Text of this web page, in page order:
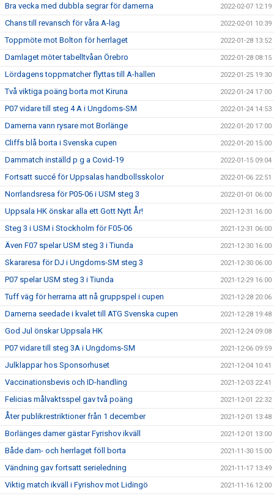
Bra vecka med dubbla segrar för damerna 2022-02-07 12:19
Chans till revansch för våra A-lag 2022-02-01 10:39
Toppmöte mot Bolton för herrlaget 2022-01-28 13:52
Damlaget möter tabelltvåan Örebro 2022-01-28 08:15
Lördagens toppmatcher flyttas till A-hallen 2022-01-25 19:30
Två viktiga poäng borta mot Kiruna 2022-01-24 17:00
P07 vidare till steg 4 A i Ungdoms-SM 2022-01-24 14:53
Damerna vann rysare mot Borlänge 2022-01-20 17:00
Cliffs blå borta i Svenska cupen 2022-01-20 15:00
Dammatch inställd p g a Covid-19 2022-01-15 09:04
Fortsatt succé för Uppsalas handbollsskolor 2022-01-06 22:51
Norrlandsresa för P05-06 i USM steg 3 2022-01-01 06:00
Uppsala HK önskar alla ett Gott Nytt År! 2021-12-31 16:00
Steg 3 i USM i Stockholm för F05-06 2021-12-31 06:00
Även F07 spelar USM steg 3 i Tiunda 2021-12-30 16:00
Skararesa för DJ i Ungdoms-SM steg 3 2021-12-30 06:00
P07 spelar USM steg 3 i Tiunda 2021-12-29 16:00
Tuff väg för herrarna att nå gruppspel i cupen 2021-12-28 20:06
Damerna seedade i kvalet till ATG Svenska cupen 2021-12-28 19:48
God Jul önskar Uppsala HK 2021-12-24 09:08
P07 vidare till steg 3A i Ungdoms-SM 2021-12-06 09:59
Julklappar hos Sponsorhuset 2021-12-04 10:41
Vaccinationsbevis och ID-handling 2021-12-03 22:41
Felicias målvaktsspel gav två poäng 2021-12-01 22:32
Åter publikrestriktioner från 1 december 2021-12-01 13:48
Borlänges damer gästar Fyrishov ikväll 2021-12-01 13:00
Både dam- och herrlaget föll borta 2021-11-30 15:00
Vändning gav fortsatt serieledning 2021-11-17 13:49
Viktig match ikväll i Fyrishov mot Lidingö 2021-11-16 12:00